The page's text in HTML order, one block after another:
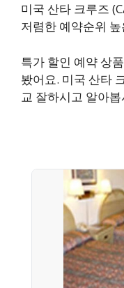
미국 산타 크루즈
저렴한 예약순위
특가 할인 예약 상
봤어요. 미국 산타
교 잘하시고 알아봅